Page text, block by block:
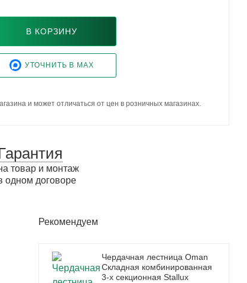
В КОРЗИНУ
УТОЧНИТЬ В MAX
и может отличаться от цен в розничных магазинах.
товар и монтаж
одном договоре
Рекомендуем
Чердачная лестница Oman
Складная комбинированная
3-х секционная Stallux